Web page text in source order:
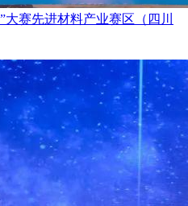
赛先进材料产业赛区（四川